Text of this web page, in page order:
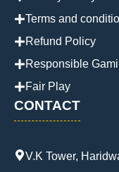
Terms and
Refund Policy
Responsible
Fair Play
CONTACT
V.K Tower,